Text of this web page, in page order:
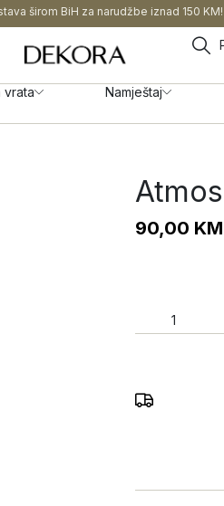
širom BiH za narudžbe iznad 150 KM!
vrata Namještaj
90,00 KM